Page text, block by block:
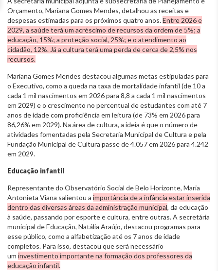
Orçamento, Mariana Gomes Mendes, detalhou as receitas e
despesas estimadas para os próximos quatro anos.Entre 2026 e
2029, a saúde terá um acréscimo de recursos da ordem de 5%; a
educação, 15%; a proteção social, 25%; e o atendimento ao
cidadão, 12%. Já a cultura terá uma perda de cerca de 2,5% nos
recursos.
Mariana Gomes Mendes destacou algumas metas estipuladas para
o Executivo, como a queda na taxa de mortalidade infantil (de 10 a
cada 1 mil nascimentos em 2026 para 8,8 a cada 1 mil nascimentos
em 2029) e o crescimento no percentual de estudantes com até 7
anos de idade com proficiência em leitura (de 73% em 2026 para
86,26% em 2029). Na área de cultura, a ideia é que o número de
atividades fomentadas pela Secretaria Municipal de Cultura e pela
Fundação Municipal de Cultura passe de 4.057 em 2026 para 4.242
em 2029.
Educação infantil
Representante do Observatório Social de Belo Horizonte, Maria
Antonieta Viana salientou a importância de a infância estar inserida
dentro das diversas áreas da administração municipal, da educação
à saúde, passando por esporte e cultura, entre outras. A secretária
municipal de Educação, Natália Araújo, destacou programas para
esse público, como a alfabetização até os 7 anos de idade
completos. Para isso, destacou que será necessário
um investimento importante na formação dos professores da
educação infantil.